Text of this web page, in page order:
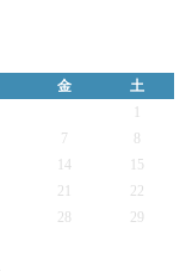
金
土
7
14
15
21
22
28
29